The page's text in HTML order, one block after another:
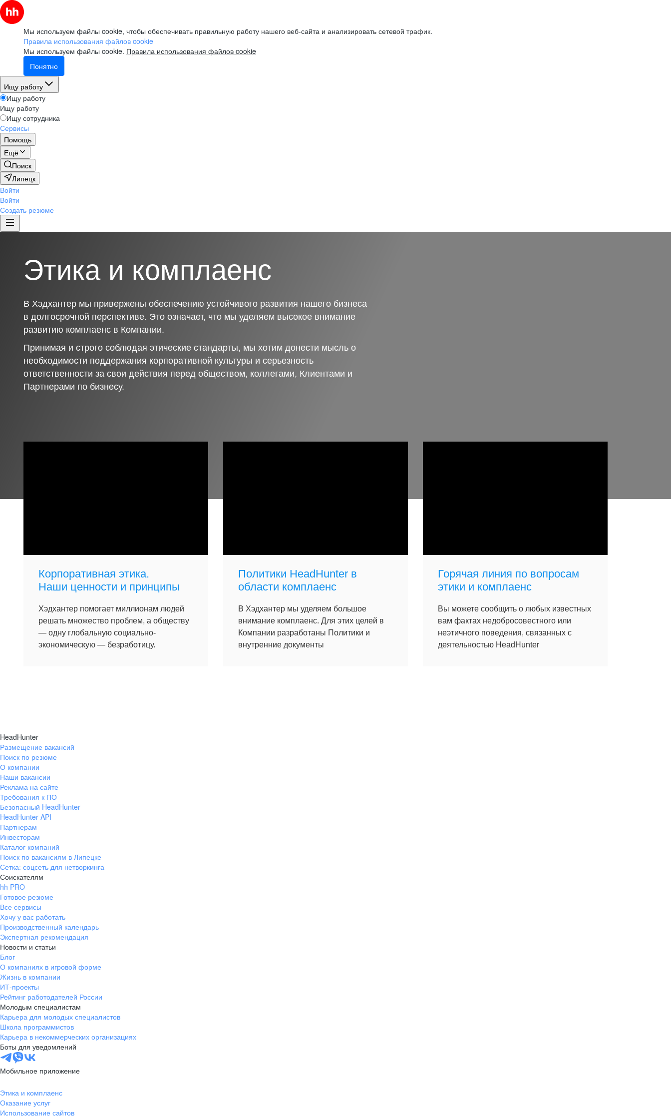
Мы используем файлы cookie, чтобы обеспечивать правильную работу нашего веб-сайта и анализировать сетевой трафик.
Правила использования файлов cookie
Мы используем файлы cookie. Правила использования файлов cookie
Понятно
Ищу работу
Ищу работу
Ищу работу
Ищу сотрудника
Сервисы
Помощь
Ещё
Поиск
Липецк
Войти
Войти
Создать резюме
Этика и комплаенс
В Хэдхантер мы привержены обеспечению устойчивого развития нашего бизнеса
в долгосрочной перспективе. Это означает, что мы уделяем высокое внимание
развитию комплаенс в Компании.
Принимая и строго соблюдая этические стандарты, мы хотим донести мысль о
необходимости поддержания корпоративной культуры и серьезность
ответственности за свои действия перед обществом, коллегами, Клиентами и
Партнерами по бизнесу.
Корпоративная этика.
Наши ценности и принципы
Хэдхантер помогает миллионам людей
решать множество проблем, а обществу
— одну глобальную социально-
экономическую — безработицу.
Политики HeadHunter в
области комплаенс
В Хэдхантер мы уделяем большое
внимание комплаенс. Для этих целей в
Компании разработаны Политики и
внутренние документы
Горячая линия по вопросам
этики и комплаенс
Вы можете сообщить о любых известных
вам фактах недобросовестного или
неэтичного поведения, связанных с
деятельностью HeadHunter
HeadHunter
Размещение вакансий
Поиск по резюме
О компании
Наши вакансии
Реклама на сайте
Требования к ПО
Безопасный HeadHunter
HeadHunter API
Партнерам
Инвесторам
Каталог компаний
Поиск по вакансиям в Липецке
Сетка: соцсеть для нетворкинга
Соискателям
hh PRO
Готовое резюме
Все сервисы
Хочу у вас работать
Производственный календарь
Экспертная рекомендация
Новости и статьи
Блог
О компаниях в игровой форме
Жизнь в компании
ИТ-проекты
Рейтинг работодателей России
Молодым специалистам
Карьера для молодых специалистов
Школа программистов
Карьера в некоммерческих организациях
Боты для уведомлений
Мобильное приложение
Этика и комплаенс
Оказание услуг
Использование сайтов